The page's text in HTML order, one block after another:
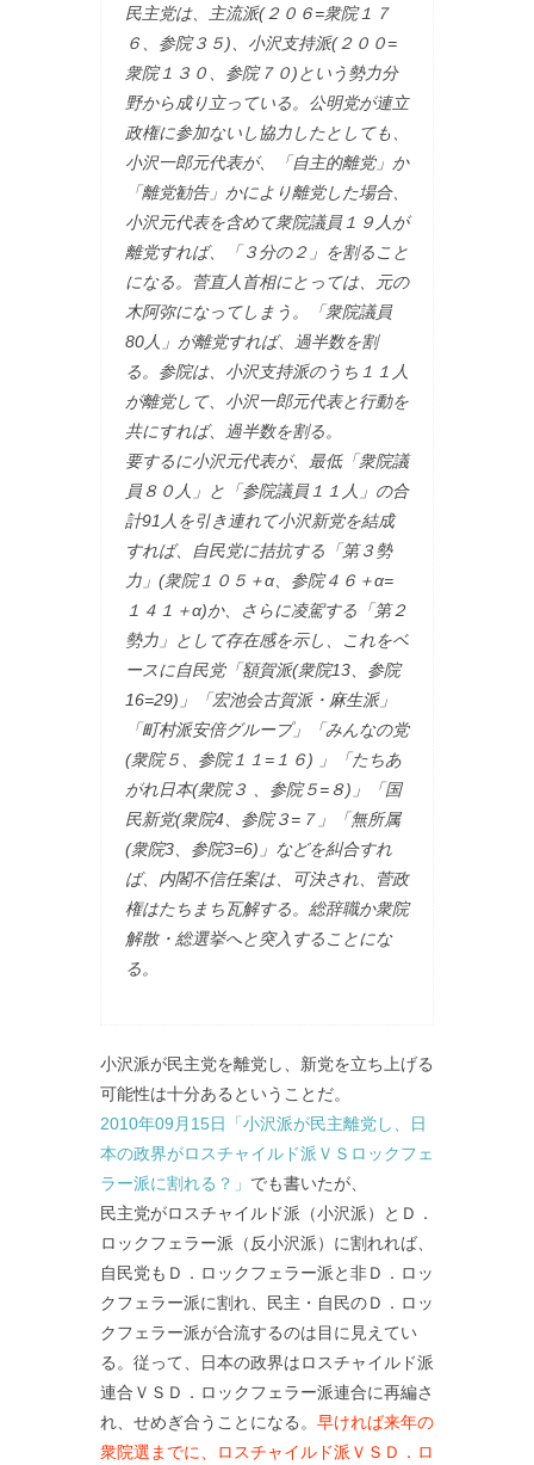
民主党は、主流派(２０６=衆院１７
６、参院３５)、小沢支持派(２００=
衆院１３０、参院７０)という勢力分
野から成り立っている。公明党が連立
政権に参加ないし協力したとしても、
小沢一郎元代表が、「自主的離党」か
「離党勧告」かにより離党した場合、
小沢元代表を含めて衆院議員１９人が
離党すれば、「３分の２」を割ること
になる。菅直人首相にとっては、元の
木阿弥になってしまう。「衆院議員
80人」が離党すれば、過半数を割
る。参院は、小沢支持派のうち１１人
が離党して、小沢一郎元代表と行動を
共にすれば、過半数を割る。
要するに小沢元代表が、最低「衆院議
員８０人」と「参院議員１１人」の合
計91人を引き連れて小沢新党を結成
すれば、自民党に拮抗する「第３勢
力」(衆院１０５＋α、参院４６＋α=
１４１＋α)か、さらに凌駕する「第２
勢力」として存在感を示し、これをベ
ースに自民党「額賀派(衆院13、参院
16=29)」「宏池会古賀派・麻生派」
「町村派安倍グループ」「みんなの党
(衆院５、参院１１=１６) 」「たちあ
がれ日本(衆院３ 、参院５=８)」「国
民新党(衆院4、参院３=７」「無所属
(衆院3、参院3=6)」などを糾合すれ
ば、内閣不信任案は、可決され、菅政
権はたちまち瓦解する。総辞職か衆院
解散・総選挙へと突入することにな
る。
小沢派が民主党を離党し、新党を立ち上げる
可能性は十分あるということだ。
2010年09月15日「小沢派が民主離党し、日
本の政界がロスチャイルド派ＶＳロックフェ
ラー派に割れる？」 でも書いたが、
民主党がロスチャイルド派（小沢派）とＤ．
ロックフェラー派（反小沢派）に割れれば、
自民党もＤ．ロックフェラー派と非Ｄ．ロッ
クフェラー派に割れ、民主・自民のＤ．ロッ
クフェラー派が合流するのは目に見えてい
る。従って、日本の政界はロスチャイルド派
連合ＶＳＤ．ロックフェラー派連合に再編さ
れ、せめぎ合うことになる。 早ければ来年の
衆院選までに、ロスチャイルド派ＶＳＤ．ロ